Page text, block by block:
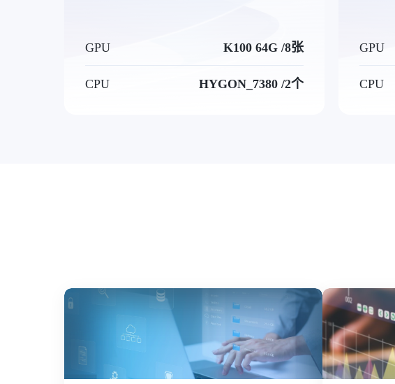
GPU K100 64G /8张
CPU HYGON_7380 /2个
GPU
CPU